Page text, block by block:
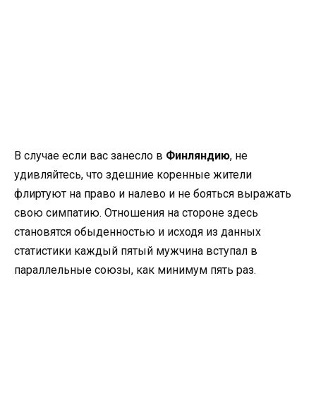
В случае если вас занесло в Финляндию, не
удивляйтесь, что здешние коренные жители
флиртуют на право и налево и не бояться выражать
свою симпатию. Отношения на стороне здесь
становятся обыденностью и исходя из данных
статистики каждый пятый мужчина вступал в
параллельные союзы, как минимум пять раз.